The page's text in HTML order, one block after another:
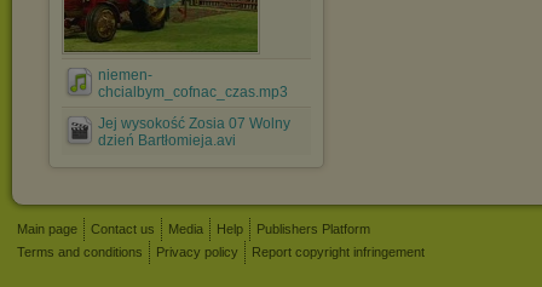
niemen-
chcialbym_cofnac_czas.mp3
Jej wysokość Zosia 07 Wolny
dzień Bartłomieja.avi
Main page Contact us Media Help
Publishers Platform
Terms and conditions
Privacy policy Report copyright infringement